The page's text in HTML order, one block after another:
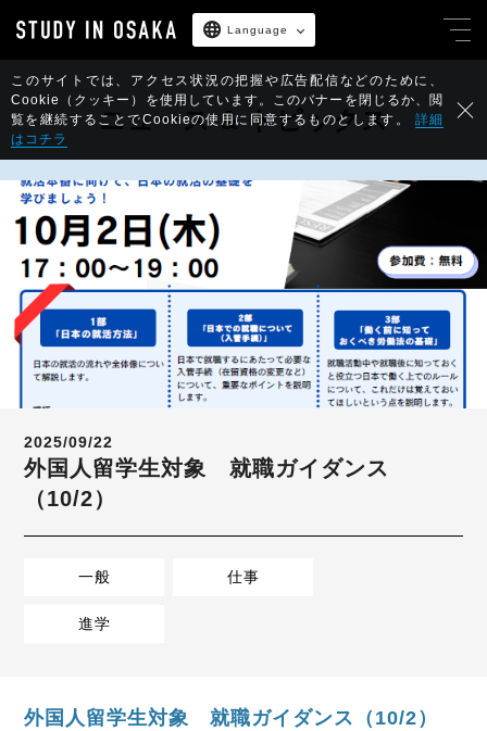
このサイトでは、アクセス状況の把握や広告配信などのために、
Cookie（クッキー）を使用しています。 このバナーを閉じるか、閲
覧を継続することでCookieの使用に同意するものとします。 詳細
はコチラ
Language
ニュース & トピックス
2025/09/22
外国人留学生対象 就職ガイダンス
（10/2）
一般 仕事
進学
外国人留学生対象 就職ガイダンス（10/2）